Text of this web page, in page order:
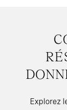
Explorez